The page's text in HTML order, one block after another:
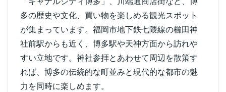
多の歴史や文化、買い物を楽しめる観光スポット
が集まっています。福岡市地下鉄七隈線の櫛田神
社前駅からも近く、博多駅や天神方面から訪れや
すい立地です。神社参拝とあわせて周辺を散策す
れば、博多の伝統的な町並みと現代的な都市の魅
力を同時に楽しめます。